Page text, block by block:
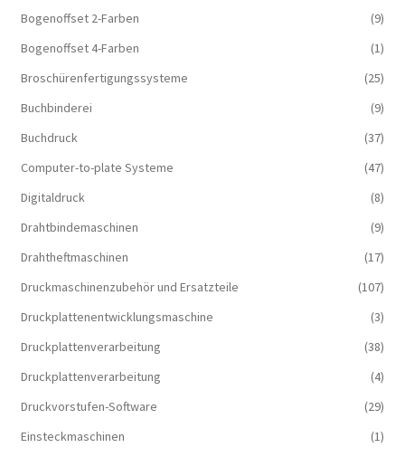
Bogenoffset 2-Farben
(9)
Bogenoffset 4-Farben
(1)
Broschürenfertigungssysteme
(25)
Buchbinderei
(9)
Buchdruck
(37)
Computer-to-plate Systeme
(47)
Digitaldruck
(8)
Drahtbindemaschinen
(9)
Drahtheftmaschinen
(17)
Druckmaschinenzubehör und Ersatzteile
(107)
Druckplattenentwicklungsmaschine
(3)
Druckplattenverarbeitung
(38)
Druckplattenverarbeitung
(4)
Druckvorstufen-Software
(29)
Einsteckmaschinen
(1)